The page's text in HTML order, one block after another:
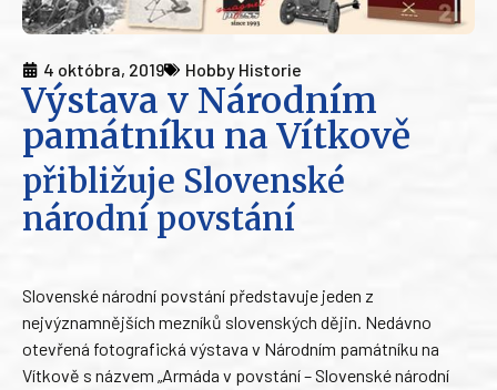
4 októbra, 2019 Hobby Historie
Výstava v Národním
památníku na Vítkově
přibližuje Slovenské
národní povstání
Slovenské národní povstání představuje jeden z
nejvýznamnějších mezníků slovenských dějin. Nedávno
otevřená fotografická výstava v Národním památníku na
Vítkově s názvem „Armáda v povstání – Slovenské národní